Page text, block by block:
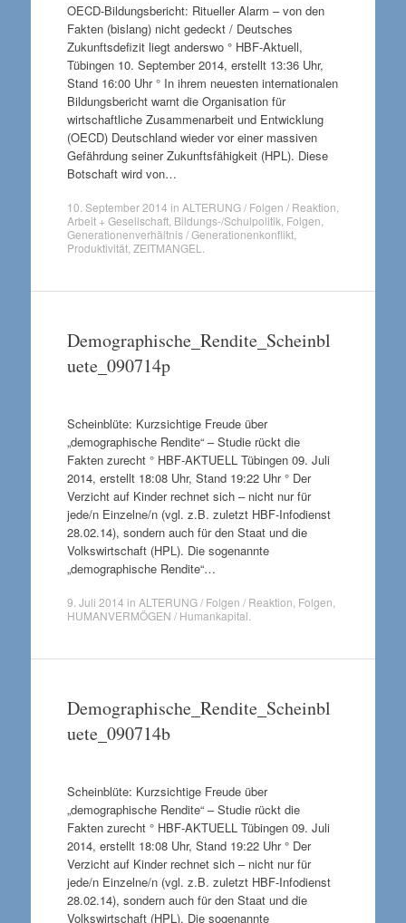
OECD-Bildungsbericht: Ritueller Alarm – von den
Fakten (bislang) nicht gedeckt / Deutsches
Zukunftsdefizit liegt anderswo ° HBF-Aktuell,
Tübingen 10. September 2014, erstellt 13:36 Uhr,
Stand 16:00 Uhr ° In ihrem neuesten internationalen
Bildungsbericht warnt die Organisation für
wirtschaftliche Zusammenarbeit und Entwicklung
(OECD) Deutschland wieder vor einer massiven
Gefährdung seiner Zukunftsfähigkeit (HPL). Diese
Botschaft wird von…
10. September 2014 in ALTERUNG / Folgen / Reaktion
Arbeit + Gesellschaft, Bildungs-/Schulpolitik Folgen
Generationenverhältnis / Generationenkonflikt,
Produktivität, ZEITMANGEL
Demographische_Rendite_Scheinbl
uete_090714p
Scheinblüte: Kurzsichtige Freude über
„demographische Rendite“ – Studie rückt die
Fakten zurecht ° HBF-AKTUELL Tübingen 09. Juli
2014, erstellt 18:08 Uhr, Stand 19:22 Uhr ° Der
Verzicht auf Kinder rechnet sich – nicht nur für
jede/n Einzelne/n (vgl. z.B. zuletzt HBF-Infodienst
28.02.14), sondern auch für den Staat und die
Volkswirtschaft (HPL). Die sogenannte
„demographische Rendite“…
9. Juli 2014 in ALTERUNG / Folgen / Reaktion Folgen
HUMANVERMÖGEN / Humankapital
Demographische_Rendite_Scheinbl
uete_090714b
Scheinblüte: Kurzsichtige Freude über
„demographische Rendite“ – Studie rückt die
Fakten zurecht ° HBF-AKTUELL Tübingen 09. Juli
2014, erstellt 18:08 Uhr, Stand 19:22 Uhr ° Der
Verzicht auf Kinder rechnet sich – nicht nur für
jede/n Einzelne/n (vgl. z.B. zuletzt HBF-Infodienst
28.02.14), sondern auch für den Staat und die
Volkswirtschaft (HPL). Die sogenannte